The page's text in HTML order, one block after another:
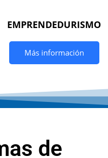
EMPRENDEDURISMO
Más información
de